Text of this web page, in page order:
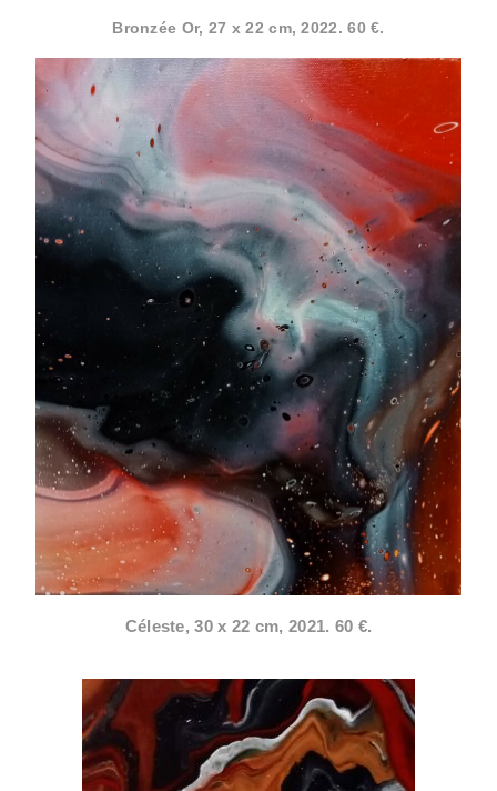
Bronzée Or, 27 x 22 cm, 2022. 60 €.
Céleste, 30 x 22 cm, 2021. 60 €.